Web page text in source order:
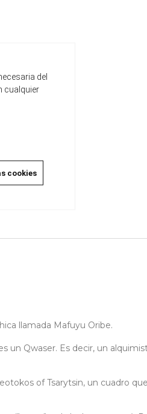
llamada Mafuyu Oribe.
un Qwaser. Es decir, un
of Tsarytsin, un cuadro
del
cualquier
cookies